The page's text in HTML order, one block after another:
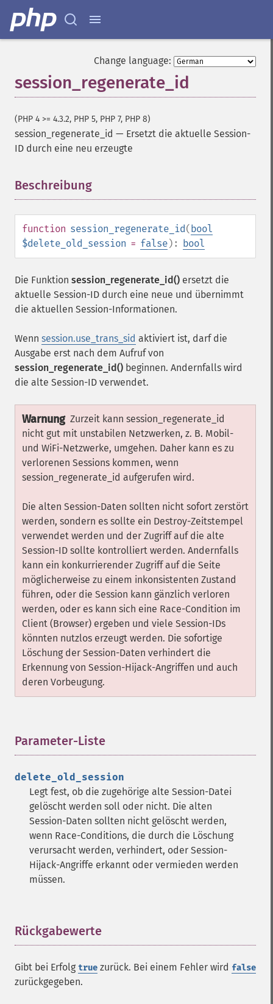
Change language:
session_regenerate_id
(PHP 4 >= 4.3.2, PHP 5, PHP 7, PHP 8)
session_regenerate_id — Ersetzt die aktuelle Session-
ID durch eine neu erzeugte
Beschreibung
function session_regenerate_id(bool
$delete_old_session = false): bool
Die Funktion session_regenerate_id() ersetzt die
aktuelle Session-ID durch eine neue und übernimmt
die aktuellen Session-Informationen.
Wenn session.use_trans_sid aktiviert ist, darf die
Ausgabe erst nach dem Aufruf von
session_regenerate_id() beginnen. Andernfalls wird
die alte Session-ID verwendet.
Warnung Zurzeit kann session_regenerate_id
nicht gut mit unstabilen Netzwerken, z. B. Mobil-
und WiFi-Netzwerke, umgehen. Daher kann es zu
verlorenen Sessions kommen, wenn
session_regenerate_id aufgerufen wird.
Die alten Session-Daten sollten nicht sofort zerstört
werden, sondern es sollte ein Destroy-Zeitstempel
verwendet werden und der Zugriff auf die alte
Session-ID sollte kontrolliert werden. Andernfalls
kann ein konkurrierender Zugriff auf die Seite
möglicherweise zu einem inkonsistenten Zustand
führen, oder die Session kann gänzlich verloren
werden, oder es kann sich eine Race-Condition im
Client (Browser) ergeben und viele Session-IDs
könnten nutzlos erzeugt werden. Die sofortige
Löschung der Session-Daten verhindert die
Erkennung von Session-Hijack-Angriffen und auch
deren Vorbeugung.
Parameter-Liste
delete_old_session
Legt fest, ob die zugehörige alte Session-Datei
gelöscht werden soll oder nicht. Die alten
Session-Daten sollten nicht gelöscht werden,
wenn Race-Conditions, die durch die Löschung
verursacht werden, verhindert, oder Session-
Hijack-Angriffe erkannt oder vermieden werden
müssen.
Rückgabewerte
Gibt bei Erfolg true zurück. Bei einem Fehler wird false
zurückgegeben.